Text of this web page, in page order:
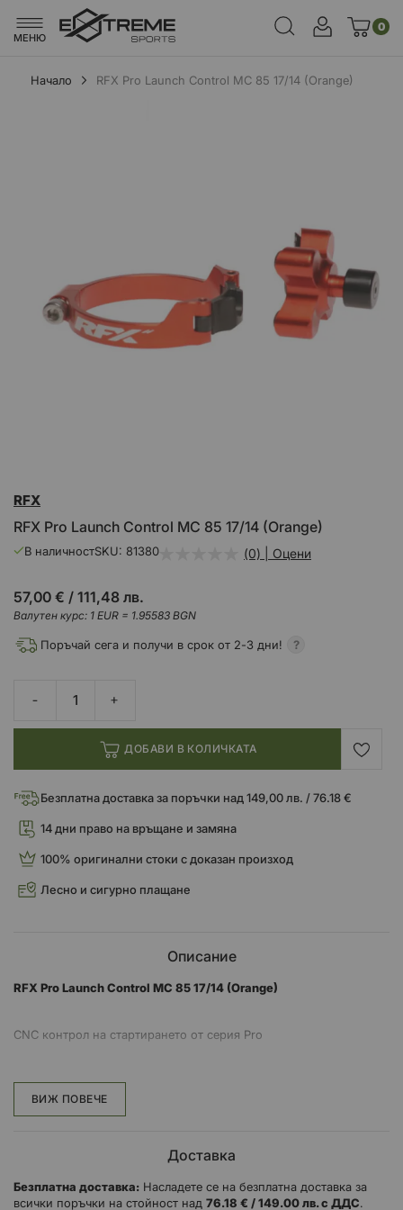
МЕНЮ
0
Начало
RFX Pro Launch Control MC 85 17/14 (Orange)
към
на
галерия
RFX Pro Launch Control MC 85 17/14 (Orange)
RFX
В наличностSKU 81380 (0) | Оцени
57,00 € / 111,48 лв.
Валутен курс: 1 EUR = 1.95583 BGN
Поръчай сега и получи в срок от 2-3 дни!
ДОБАВИ В КОЛИЧКАТА
Безплатна доставка за поръчки над 149,00 лв. / 76.18 €
14 дни право на връщане и замяна
100% оригинални стоки с доказан произход
Лесно и сигурно плащане
Описание
RFX Pro Launch Control MC 85 17/14 (Orange)
CNC контрол на стартирането от серия Pro
тествани и произведени за сериозните състезатели.
заводски състезателни части, достъпни за всеки.
Контролите за стартиране на RFX ви позволяват да спуснете и
блокирате предното окачване, за да спрете повдигането на
ВИЖ ПОВЕЧЕ
Доставка
Безплатна доставка: Насладете се на безплатна доставка за
всички поръчки на стойност над 76.18 € / 149.00 лв. с ДДС.